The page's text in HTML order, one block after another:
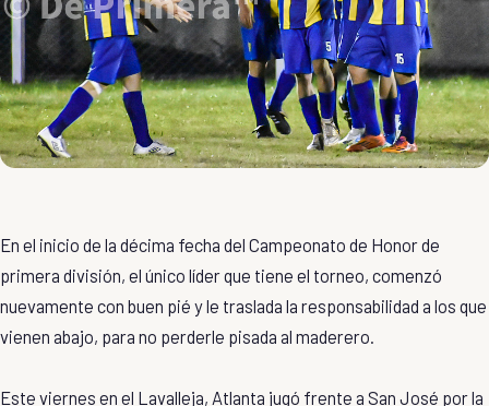
En el inicio de la décima fecha del Campeonato de Honor de
primera división, el único líder que tiene el torneo, comenzó
nuevamente con buen pié y le traslada la responsabilidad a los que
vienen abajo, para no perderle pisada al maderero.
Este viernes en el Lavalleja, Atlanta jugó frente a San José por la